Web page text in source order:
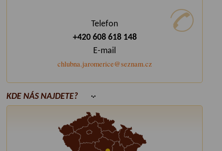
Telefon
+420 608 618 148
E-mail
chlubna.jaromerice@seznam.cz
KDE NÁS NAJDETE?